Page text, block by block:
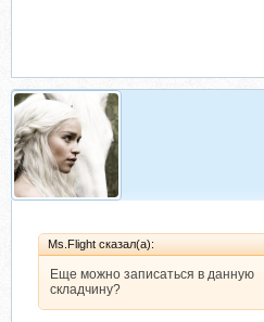
Ms.Flight сказал(а):
Еще можно записаться в данную
складчину?